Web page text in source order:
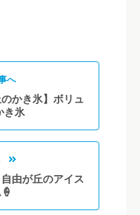
へ
かき氷】ボリュ
き氷
由が丘のアイス